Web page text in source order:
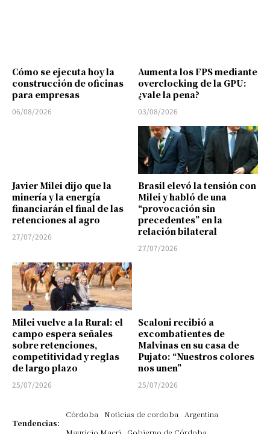
Cómo se ejecuta hoy la
construcción de oficinas
para empresas
06/08/2026
Aumenta los FPS mediante
overclocking de la GPU:
¿vale la pena?
03/08/2026
Javier Milei dijo que la
minería y la energía
financiarán el final de las
retenciones al agro
27/07/2026
Brasil elevó la tensión con
Milei y habló de una
“provocación sin
precedentes” en la
relación bilateral
27/07/2026
Milei vuelve a la Rural: el
campo espera señales
sobre retenciones,
competitividad y reglas
de largo plazo
25/07/2026
Scaloni recibió a
excombatientes de
Malvinas en su casa de
Pujato: “Nuestros colores
nos unen”
25/07/2026
Tendencias:
Córdoba Noticias de cordoba
Argentina
Mauricio Macri
Gobierno de Córdoba